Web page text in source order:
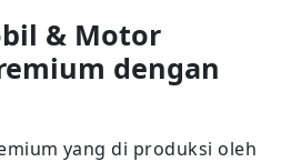
& Motor
dengan
yang di produksi oleh